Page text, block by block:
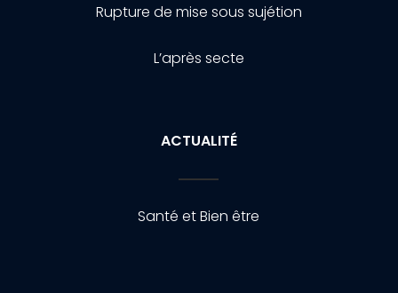
Rupture de mise sous sujétion
L’après secte
ACTUALITÉ
Santé et Bien être